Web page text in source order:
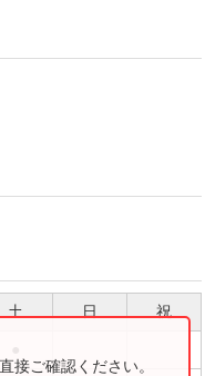
土 日 祝
接ご確認ください。